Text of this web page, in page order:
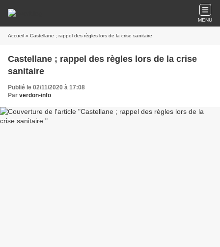
MENU
Accueil » Castellane ; rappel des règles lors de la crise sanitaire
Castellane ; rappel des règles lors de la crise
sanitaire
Publié le 02/11/2020 à 17:08
Par verdon-info